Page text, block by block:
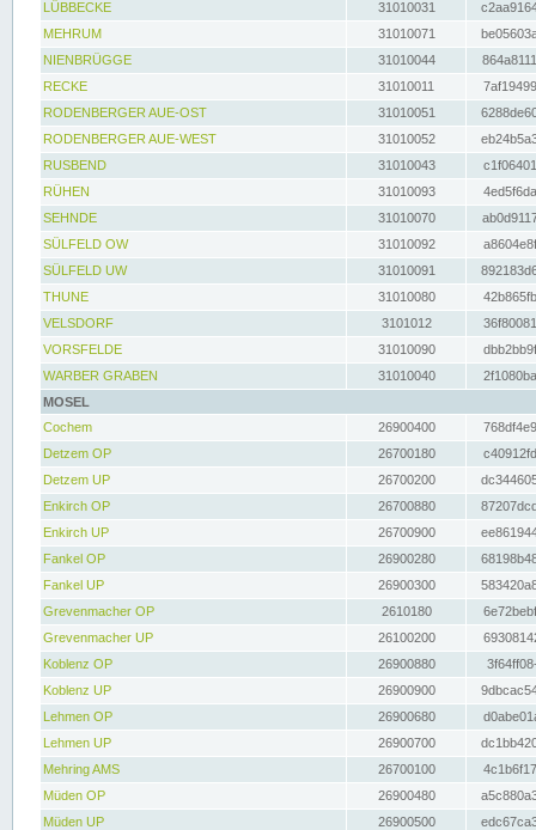
LÜBBECKE
31010031
MEHRUM
31010071
NIENBRÜGGE
31010044
RECKE
31010011
RODENBERGER AUE-OST
31010051
RODENBERGER AUE-WEST
31010052
RUSBEND
31010043
RÜHEN
31010093
SEHNDE
31010070
SÜLFELD OW
31010092
SÜLFELD UW
31010091
THUNE
31010080
VELSDORF
3101012
VORSFELDE
31010090
WARBER GRABEN
31010040
MOSEL
Cochem
26900400
Detzem OP
26700180
Detzem UP
26700200
Enkirch OP
26700880
Enkirch UP
26700900
Fankel OP
26900280
Fankel UP
26900300
Grevenmacher OP
2610180
Grevenmacher UP
26100200
Koblenz OP
26900880
Koblenz UP
26900900
Lehmen OP
26900680
Lehmen UP
26900700
Mehring AMS
26700100
Müden OP
26900480
Müden UP
26900500